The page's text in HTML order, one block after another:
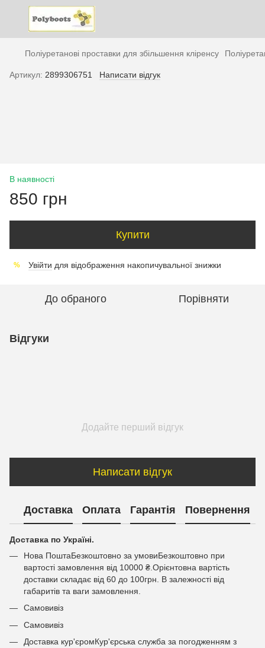
Поліуретанові проставки для збільшення кліренсу
Артикул: 2899306751 Написати відгук
В наявності
850 грн
Купити
% Увійти для відображення накопичувальної знижки
До обраного Порівняти
Відгуки
Додайте перший відгук
Написати відгук
Доставка Оплата Гарантія Повернення
Доставка по Україні.
Нова ПоштаБезкоштовно за умовиБезкоштовно при
вартості замовлення від 10000 ₴.Орієнтовна вартість
доставки складає від 60 до 100грн. В залежності від
габаритів та ваги замовлення.
Самовивіз
Самовивіз
Доставка кур'єромКур'єрська служба за погодженням з